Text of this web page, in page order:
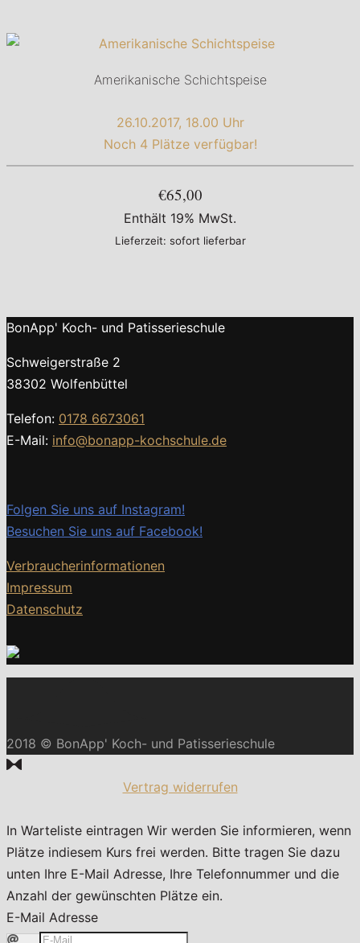
Amerikanische Schichtspeise
26.10.2017, 18.00 Uhr
Noch 4 Plätze verfügbar!
€65,00
Enthält 19% MwSt.
Lieferzeit: sofort lieferbar
BonApp' Koch- und Patisserieschule
Schweigerstraße 2
38302 Wolfenbüttel
Telefon: 0178 6673061
E-Mail: info@bonapp-kochschule.de
Folgen Sie uns auf Instagram!
Besuchen Sie uns auf Facebook!
Verbraucherinformationen
Impressum
Datenschutz
2018 © BonApp' Koch- und Patisserieschule
Vertrag widerrufen
In Warteliste eintragen Wir werden Sie informieren, wenn
Plätze indiesem Kurs frei werden. Bitte tragen Sie dazu
unten Ihre E-Mail Adresse, Ihre Telefonnummer und die
Anzahl der gewünschten Plätze ein.
E-Mail Adresse